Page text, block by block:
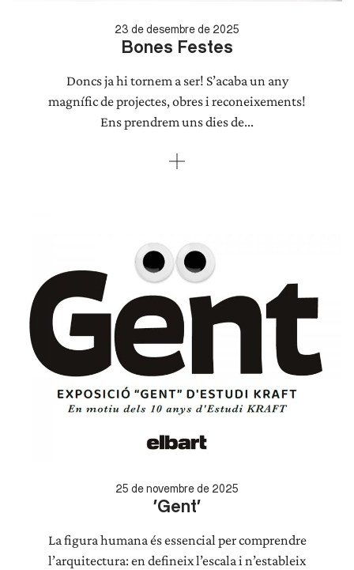
23 de desembre de 2025
Bones Festes
Doncs ja hi tornem a ser! S’acaba un any
magnífic de projectes, obres i reconeixements!
Ens prendrem uns dies de...
25 de novembre de 2025
‘Gent’
La figura humana és essencial per comprendre
l’arquitectura: en defineix l’escala i n’estableix